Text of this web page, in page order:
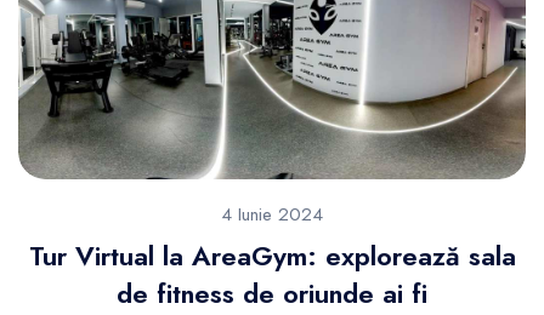
4 Iunie 2024
Tur Virtual la AreaGym: explorează sala
de fitness de oriunde ai fi